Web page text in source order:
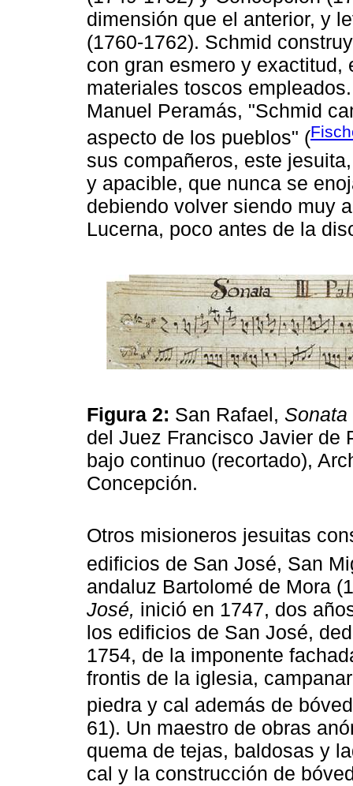
dimensión que el anterior, y
(1760-1762). Schmid
con gran esmero y
materiales toscos
Manuel Peramás, "Schmid
aspecto de los pueblos" (
sus compañeros, este
y apacible, que nunca se
debiendo volver siendo muy
Lucerna, poco antes de la
Figura 2: San Rafael, Sonata
del Juez Francisco Javier de
bajo continuo (recortado),
Concepción.
Otros misioneros jesuitas
edificios de San José, San
andaluz Bartolomé de Mora
José, inició en 1747, dos
los edificios de San José,
1754, de la imponente
frontis de la iglesia,
piedra y cal además de
61). Un maestro de obras
quema de tejas, baldosas y
cal y la construcción de